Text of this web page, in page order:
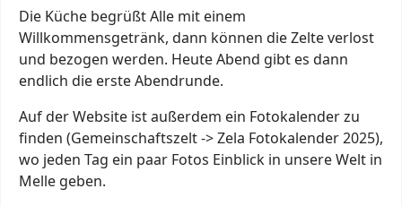
Die Küche begrüßt Alle mit einem
Willkommensgetränk, dann können die Zelte verlost
und bezogen werden. Heute Abend gibt es dann
endlich die erste Abendrunde.
Auf der Website ist außerdem ein Fotokalender zu
finden (Gemeinschaftszelt -> Zela Fotokalender 2025),
wo jeden Tag ein paar Fotos Einblick in unsere Welt in
Melle geben.